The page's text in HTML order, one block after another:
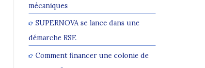
mécaniques
SUPERNOVA se lance dans une
démarche RSE
Comment financer une colonie de